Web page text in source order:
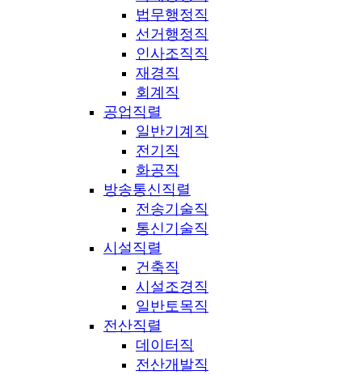
법무행정직
선거행정직
인사조직직
재경직
회계직
공업직렬
일반기계직
전기직
화공직
방송통신직렬
전송기술직
통신기술직
시설직렬
건축직
시설조경직
일반토목직
전산직렬
데이터직
전산개발직